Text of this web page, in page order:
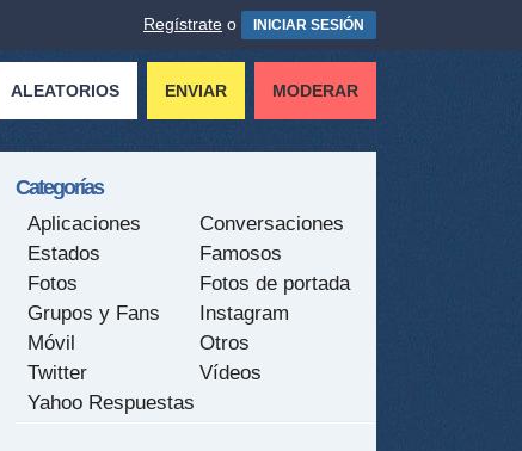
Regístrate o INICIAR SESIÓN
ALEATORIOS ENVIAR MODERAR
Categorías
Aplicaciones
Conversaciones
Estados
Famosos
Fotos
Fotos de portada
Grupos y Fans
Instagram
Móvil
Otros
Twitter
Vídeos
Yahoo Respuestas